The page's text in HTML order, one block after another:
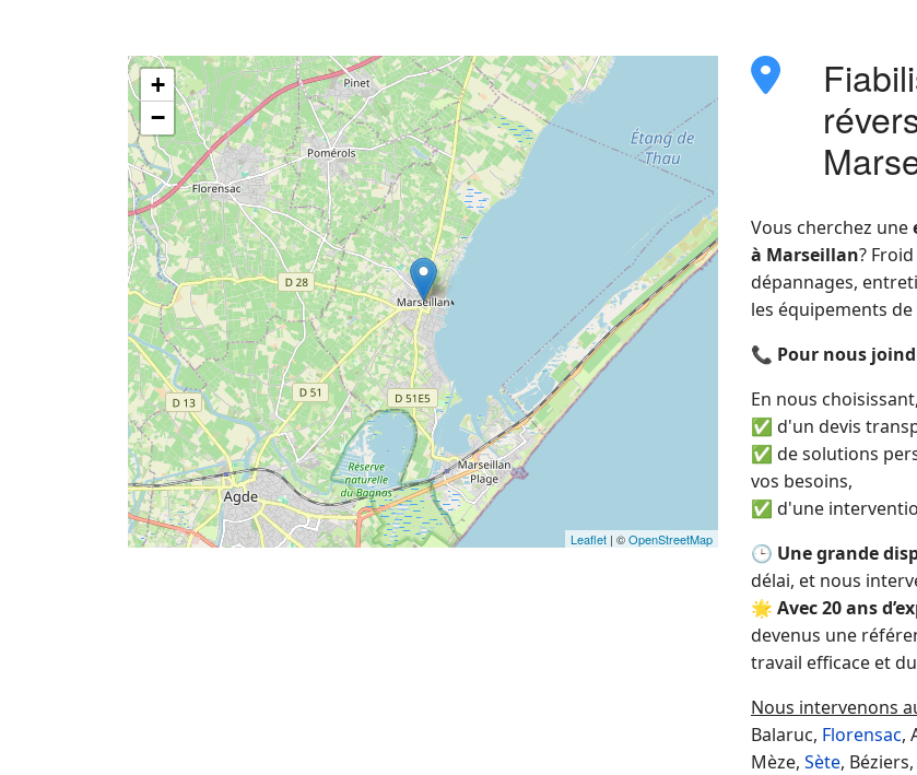
+
−
Leaflet | ©OpenStreetMap
fas
location-
Vous cherchez une
à Marseillan?
dépannages,
les équipements
📞 Pour nous
En nous
✅ d'un devis
✅ de solutions
vos besoins,
✅ d'une
🕒 Une grande
délai, et nous
🌟 Avec 20 ans
devenus une
travail efficace et
Nous intervenons
Balaruc, Florensac,
Mèze, Sète,